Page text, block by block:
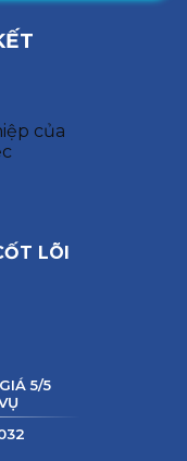
của
LÕI
5/5